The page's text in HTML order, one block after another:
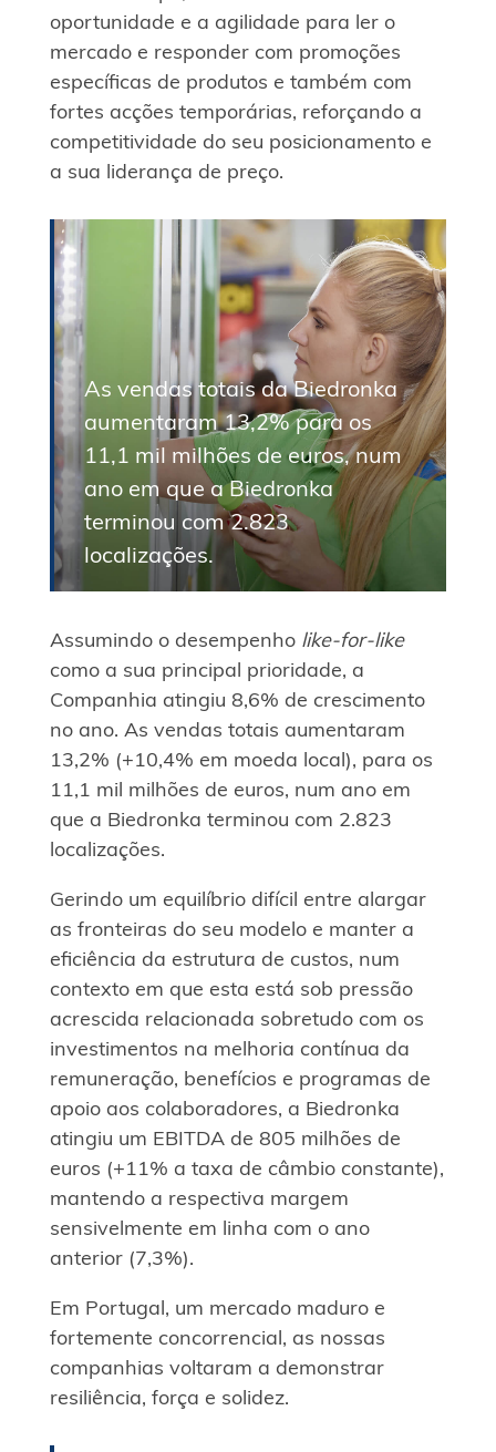
oportunidade e a agilidade para ler o
mercado e responder com promoções
específicas de produtos e também com
fortes acções temporárias, reforçando a
competitividade do seu posicionamento e
a sua liderança de preço.
As vendas totais da Biedronka
aumentaram 13,2% para os
11,1 mil milhões de euros, num
ano em que a Biedronka
terminou com 2.823
localizações.
Assumindo o desempenho like-for-like
como a sua principal prioridade, a
Companhia atingiu 8,6% de crescimento
no ano. As vendas totais aumentaram
13,2% (+10,4% em moeda local), para os
11,1 mil milhões de euros, num ano em
que a Biedronka terminou com 2.823
localizações.
Gerindo um equilíbrio difícil entre alargar
as fronteiras do seu modelo e manter a
eficiência da estrutura de custos, num
contexto em que esta está sob pressão
acrescida relacionada sobretudo com os
investimentos na melhoria contínua da
remuneração, benefícios e programas de
apoio aos colaboradores, a Biedronka
atingiu um EBITDA de 805 milhões de
euros (+11% a taxa de câmbio constante),
mantendo a respectiva margem
sensivelmente em linha com o ano
anterior (7,3%).
Em Portugal, um mercado maduro e
fortemente concorrencial, as nossas
companhias voltaram a demonstrar
resiliência, força e solidez.